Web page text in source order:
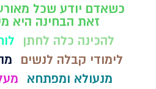
כשאדם יודע שכל
זאת הבחינה היא
להכינה כלה לחתן
לימודי קבלה לנשים
מנעולא ומפתחא